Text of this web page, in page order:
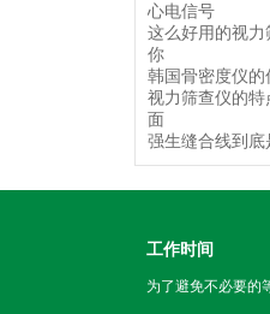
心电信号
这么好用的视
你
韩国骨密度仪
视力筛查仪的
面
强生缝合线到底
工作时间
为了避免不必要的